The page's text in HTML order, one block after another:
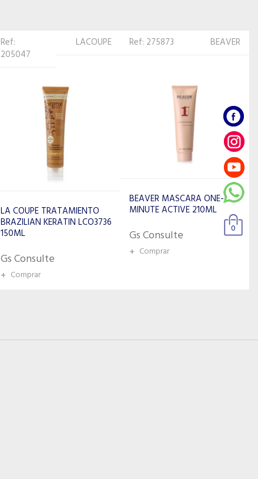
Ref: 275873 BEAVER
MINUTE ACTIVE 210ML
Gs Consulte
+ Comprar
Ref: 275804 BEAVER
BEAVER KERATIN HAIR
FIBERS 28G 19572
Gs Consulte
+ Comprar
0